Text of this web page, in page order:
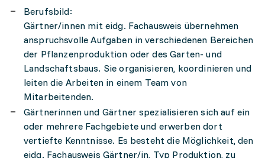
Berufsbild:
Gärtner/innen mit eidg. Fachausweis übernehmen
anspruchsvolle Aufgaben in verschiedenen Bereichen
der Pflanzenproduktion oder des Garten- und
Landschaftsbaus. Sie organisieren, koordinieren und
leiten die Arbeiten in einem Team von
Mitarbeitenden.
Gärtnerinnen und Gärtner spezialisieren sich auf ein
oder mehrere Fachgebiete und erwerben dort
vertiefte Kenntnisse. Es besteht die Möglichkeit, den
eidg. Fachausweis Gärtner/in, Typ Produktion, zu